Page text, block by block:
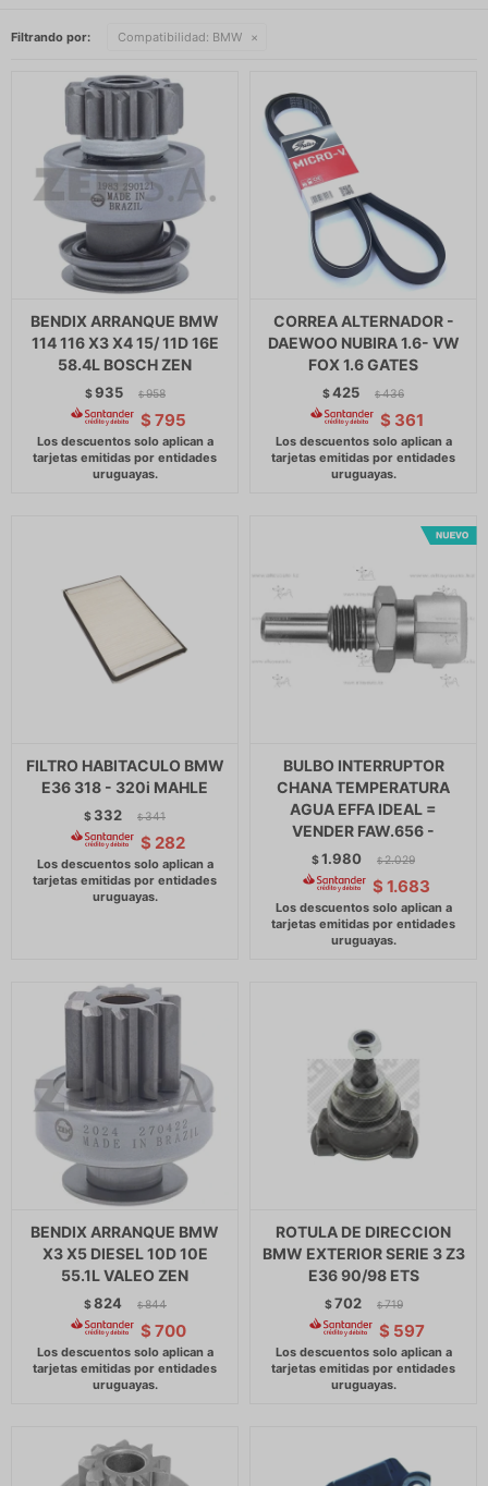
Filtrando por: Compatibilidad: BMW
BENDIX ARRANQUE BMW
114 116 X3 X4 15/ 11D 16E
58.4L BOSCH ZEN
$935 $ 958
$ 795
CORREA ALTERNADOR -
DAEWOO NUBIRA 1.6- VW
FOX 1.6 GATES
$425 $ 436
$ 361
FILTRO HABITACULO BMW
E36 318 - 320i MAHLE
$ 332 $ 341
$ 282
BULBO INTERRUPTOR
CHANA TEMPERATURA
AGUA EFFA IDEAL =
VENDER FAW.656 -
$1.980 $ 2.029
$ 1.683
BENDIX ARRANQUE BMW
X3 X5 DIESEL 10D 10E
55.1L VALEO ZEN
$824 $ 844
$ 700
ROTULA DE DIRECCION
BMW EXTERIOR SERIE 3 Z3
E36 90/98 ETS
$702 $ 719
$ 597